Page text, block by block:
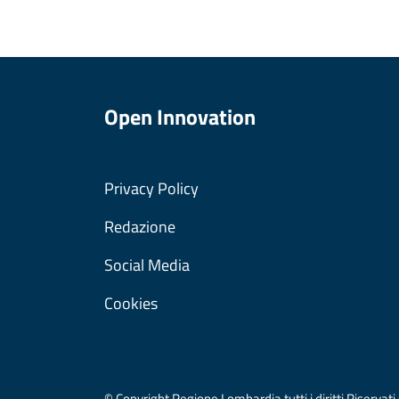
Open Innovation
Privacy Policy
Redazione
Social Media
Cookies